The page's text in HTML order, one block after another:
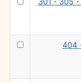
404